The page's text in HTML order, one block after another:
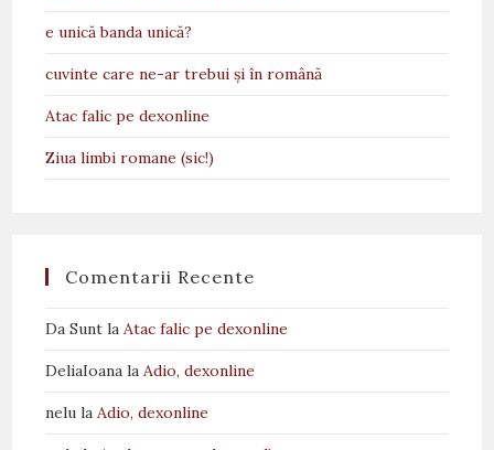
e unică banda unică?
cuvinte care ne-ar trebui și în română
Atac falic pe dexonline
Ziua limbi romane (sic!)
Comentarii Recente
Da Sunt laAtac falic pe dexonline
DeliaIoana laAdio, dexonline
nelu laAdio, dexonline